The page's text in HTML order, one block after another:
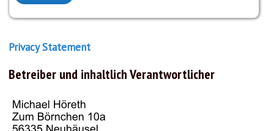
Privacy Statement
Betreiber und inhaltlich Verantwortlicher